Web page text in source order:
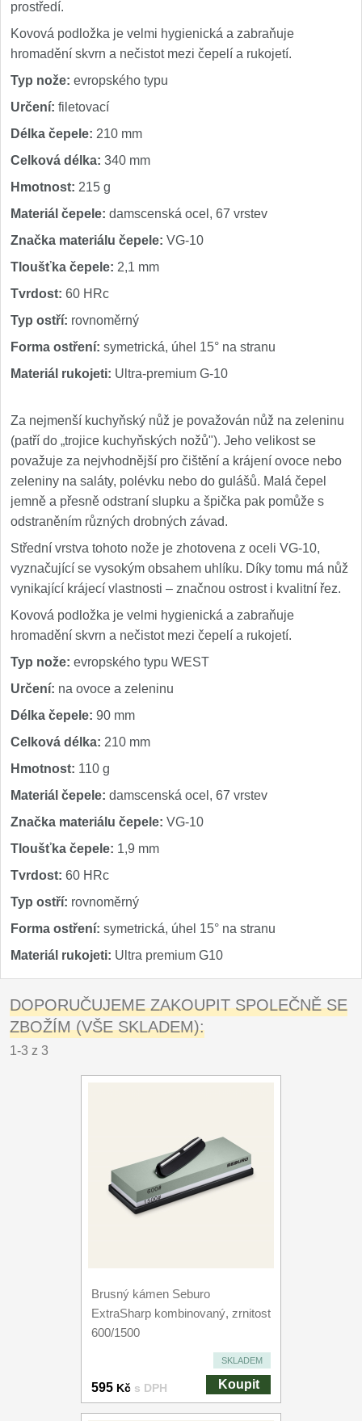
prostředí.
Kovová podložka je velmi hygienická a zabraňuje
hromadění skvrn a nečistot mezi čepelí a rukojetí.
Typ nože: evropského typu
Určení: filetovací
Délka čepele: 210 mm
Celková délka: 340 mm
Hmotnost: 215 g
Materiál čepele: damscenská ocel, 67 vrstev
Značka materiálu čepele: VG-10
Tloušťka čepele: 2,1 mm
Tvrdost: 60 HRc
Typ ostří: rovnoměrný
Forma ostření: symetrická, úhel 15° na stranu
Materiál rukojeti: Ultra-premium G-10
Za nejmenší kuchyňský nůž je považován nůž na zeleninu
(patří do „trojice kuchyňských nožů"). Jeho velikost se
považuje za nejvhodnější pro čištění a krájení ovoce nebo
zeleniny na saláty, polévku nebo do gulášů. Malá čepel
jemně a přesně odstraní slupku a špička pak pomůže s
odstraněním různých drobných závad.
Střední vrstva tohoto nože je zhotovena z oceli VG-10,
vyznačující se vysokým obsahem uhlíku. Díky tomu má nůž
vynikající krájecí vlastnosti – značnou ostrost i kvalitní řez.
Kovová podložka je velmi hygienická a zabraňuje
hromadění skvrn a nečistot mezi čepelí a rukojetí.
Typ nože: evropského typu WEST
Určení: na ovoce a zeleninu
Délka čepele: 90 mm
Celková délka: 210 mm
Hmotnost: 110 g
Materiál čepele: damscenská ocel, 67 vrstev
Značka materiálu čepele: VG-10
Tloušťka čepele: 1,9 mm
Tvrdost: 60 HRc
Typ ostří: rovnoměrný
Forma ostření: symetrická, úhel 15° na stranu
Materiál rukojeti: Ultra premium G10
DOPORUČUJEME ZAKOUPIT SPOLEČNĚ SE
ZBOŽÍM (VŠE SKLADEM):
1-3 z 3
Brusný kámen Seburo
ExtraSharp kombinovaný, zrnitost
600/1500
SKLADEM
595 Kč s DPH Koupit